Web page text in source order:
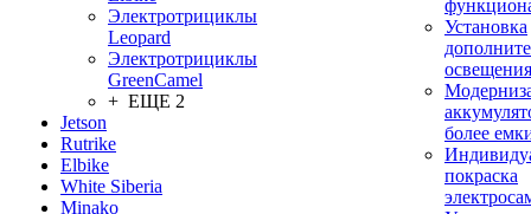
Электротрициклы
Leopard
Электротрициклы
GreenCamel
+ ЕЩЕ 2
Jetson
Rutrike
Elbike
White Siberia
Minako
Установка
освещения
более
покраска